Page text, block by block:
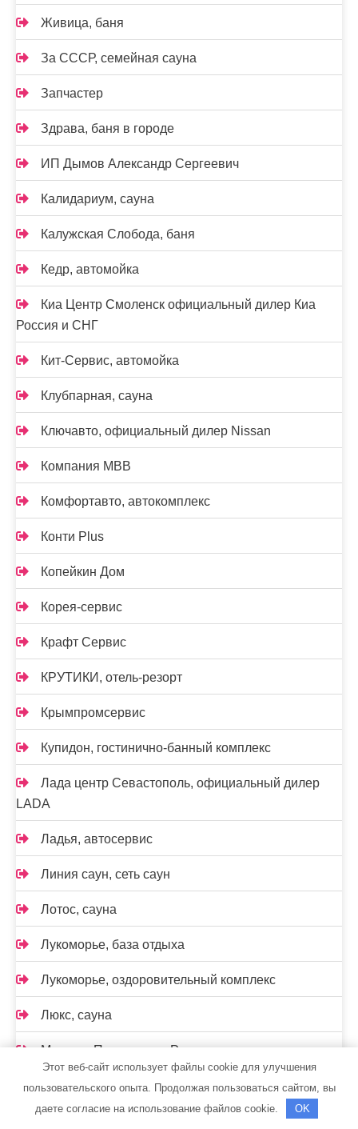
Живица, баня
За СССР, семейная сауна
Запчастер
Здрава, баня в городе
ИП Дымов Александр Сергеевич
Калидариум, сауна
Калужская Слобода, баня
Кедр, автомойка
Киа Центр Смоленск официальный дилер Киа
Россия и СНГ
Кит-Сервис, автомойка
Клубпарная, сауна
Ключавто, официальный дилер Nissan
Компания МВВ
Комфортавто, автокомплекс
Конти Plus
Копейкин Дом
Корея-сервис
Крафт Сервис
КРУТИКИ, отель-резорт
Крымпромсервис
Купидон, гостинично-банный комплекс
Лада центр Севастополь, официальный дилер
LADA
Ладья, автосервис
Линия саун, сеть саун
Лотос, сауна
Лукоморье, база отдыха
Лукоморье, оздоровительный комплекс
Люкс, сауна
Магазин Постоянных Распродаж
Марат-мастер
Этот веб-сайт использует файлы cookie для улучшения
пользовательского опыта. Продолжая пользоваться сайтом, вы
даете согласие на использование файлов cookie.
OK